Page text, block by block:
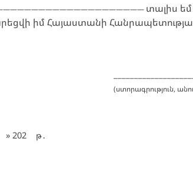
տալիս եմ
իմ Հայաստանի
(ստորագրություն,
» 202 թ․